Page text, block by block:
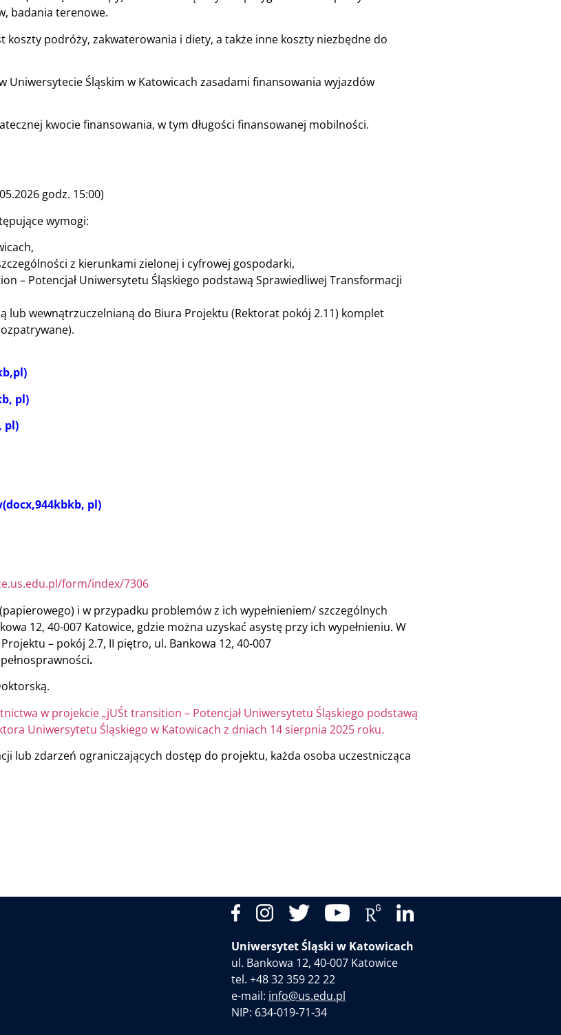
badania terenowe.
podróży, zakwaterowania i diety, a także inne koszty niezbędne do
Śląskim w Katowicach zasadami finansowania wyjazdów
kwocie finansowania, w tym długości finansowanej mobilności.
godz. 15:00)
wymogi:
z kierunkami zielonej i cyfrowej gospodarki,
– Potencjał Uniwersytetu Śląskiego podstawą Sprawiedliwej Transformacji
wewnątrzuczelnianą do Biura Projektu (Rektorat pokój 2.11) komplet
pl)
pl)
pl)
form/index/7306
i w przypadku problemów z ich wypełnieniem/ szczególnych
12, 40-007 Katowice, gdzie można uzyskać asystę przy ich wypełnieniu. W
– pokój 2.7, II piętro, ul. Bankowa 12, 40-007
.
w projekcie „jUŚt transition – Potencjał Uniwersytetu Śląskiego podstawą
Uniwersytetu Śląskiego w Katowicach z dniach 14 sierpnia 2025 roku.
lub zdarzeń ograniczających dostęp do projektu, każda osoba uczestnicząca
Uniwersytet Śląski w Katowicach
ul. Bankowa 12, 40-007 Katowice
tel. +48 32 359 22 22
e-mail: info@us.edu.pl
NIP: 634-019-71-34